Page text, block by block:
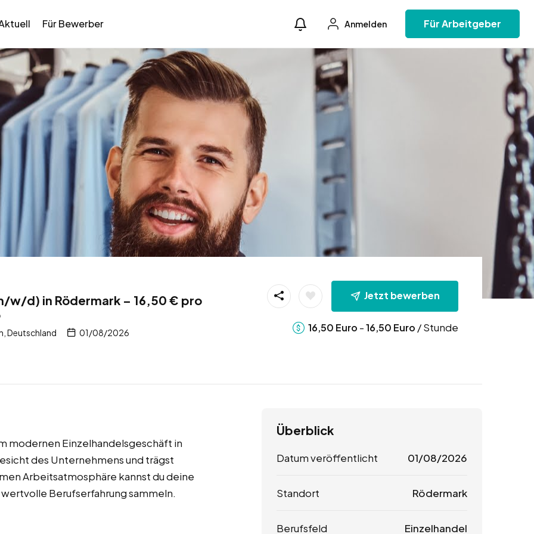
Für Bewerber Anmelden Für Arbeitgeber
w/d) in Rödermark – 16,50 € pro
Deutschland 01/08/2026
Jetzt bewerben
16,50 Euro -16,50 Euro / Stunde
modernen Einzelhandelsgeschäft in
des Unternehmens und trägst
Arbeitsatmosphäre kannst du deine
Berufserfahrung sammeln.
Überblick
Datum veröffentlicht 01/08/2026
Standort Rödermark
Berufsfeld Einzelhandel